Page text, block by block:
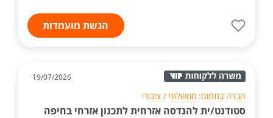
הגשת מועמדות
19/07/2026
חברה בתחום: ממשלתי / ציבורי
סטודנט/ית להנדסה אזרחית לתכנון אזרחי בחיפה